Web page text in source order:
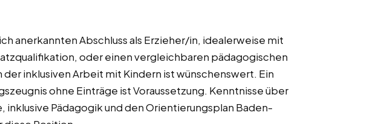
anerkannten Abschluss als Erzieher/in, idealerweise mit
oder einen vergleichbaren pädagogischen
der inklusiven Arbeit mit Kindern ist wünschenswert. Ein
ohne Einträge ist Voraussetzung. Kenntnisse über
Pädagogik und den Orientierungsplan Baden-